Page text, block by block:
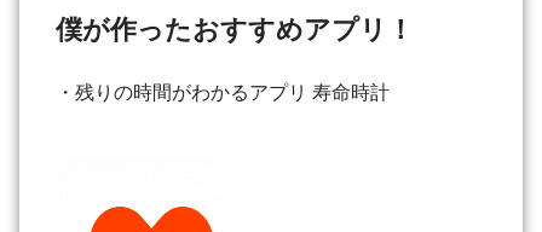
僕が作ったおすすめアプリ！
・残りの時間がわかるアプリ 寿命時計